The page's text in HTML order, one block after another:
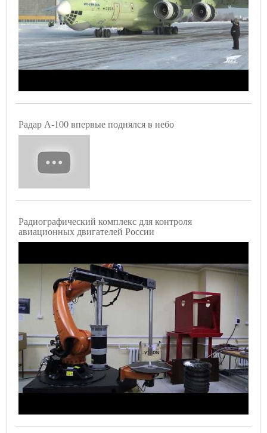
Радар А-100 впервые поднялся в небо
Радиографический комплекс для контроля
авиационных двигателей России